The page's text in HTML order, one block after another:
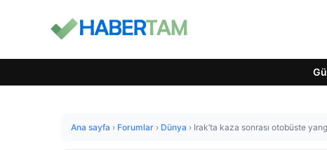
Ana sayfa › Forumlar › Dünya › Irak’ta kaza sonrası otobüste